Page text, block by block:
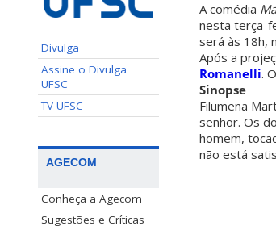
Divulga
Assine o Divulga
UFSC
TV UFSC
AGECOM
Conheça a Agecom
Sugestões e Críticas
A comédia
nesta terça-
será às 18h,
Após a
Romanelli.
Sinopse
Filumena
senhor. Os
homem,
não está